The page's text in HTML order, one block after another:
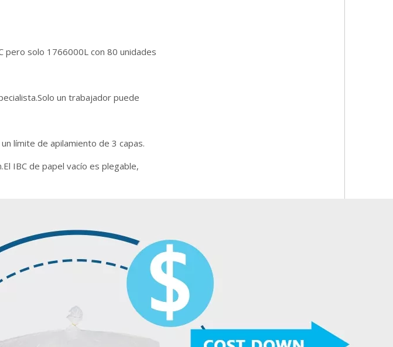
pero solo 1766000L con 80 unidades
un trabajador puede
límite de apilamiento de 3 capas.
IBC de papel vacío es plegable,